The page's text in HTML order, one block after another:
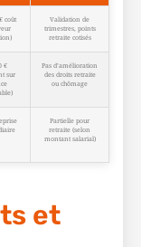
coût
Validation de
trimestres, points
retraite cotisés
€
sur
Pas d’amélioration
des droits retraite
ou chômage
Partielle pour
retraite (selon
montant salarial)
et